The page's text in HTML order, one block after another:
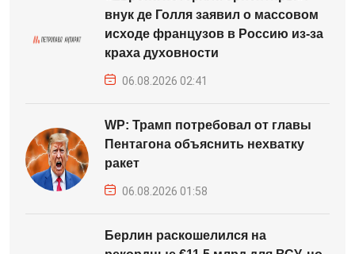
внук де Голля заявил о массовом
исходе французов в Россию из-за
краха духовности
06.08.2026 02:41
WP: Трамп потребовал от главы
Пентагона объяснить нехватку
ракет
06.08.2026 01:58
Берлин раскошелился на